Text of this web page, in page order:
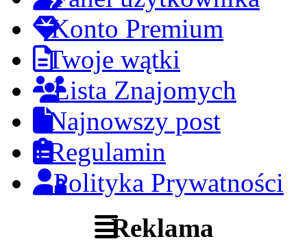
Konto Premium
Twoje wątki
Lista Znajomych
Najnowszy post
Regulamin
Polityka Prywatności
Reklama